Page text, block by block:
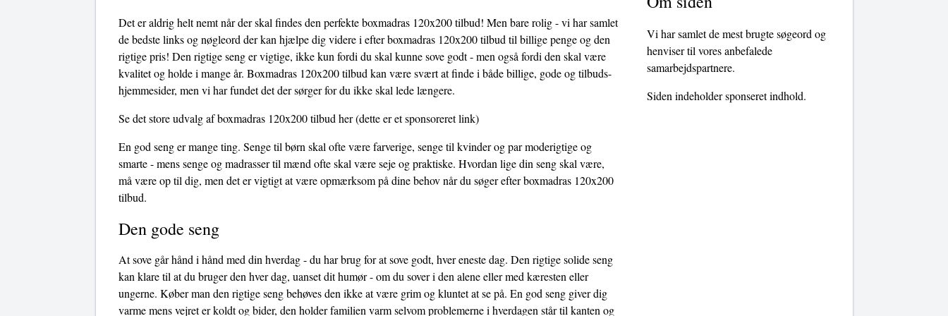
Det er aldrig helt nemt når der skal findes den perfekte boxmadras 120x200 tilbud! Men bare rolig - vi har samlet
de bedste links og nøgleord der kan hjælpe dig videre i efter boxmadras 120x200 tilbud til billige penge og den
rigtige pris! Den rigtige seng er vigtige, ikke kun fordi du skal kunne sove godt - men også fordi den skal være
kvalitet og holde i mange år. Boxmadras 120x200 tilbud kan være svært at finde i både billige, gode og tilbuds-
hjemmesider, men vi har fundet det der sørger for du ikke skal lede længere.
Se det store udvalg af boxmadras 120x200 tilbud her(dette er et sponsoreret link)
En god seng er mange ting. Senge til børn skal ofte være farverige, senge til kvinder og par moderigtige og
smarte - mens senge og madrasser til mænd ofte skal være seje og praktiske. Hvordan lige din seng skal være,
må være op til dig, men det er vigtigt at være opmærksom på dine behov når du søger efter boxmadras 120x200
tilbud.
Den gode seng
At sove går hånd i hånd med din hverdag - du har brug for at sove godt, hver eneste dag. Den rigtige solide seng
kan klare til at du bruger den hver dag, uanset dit humør - om du sover i den alene eller med kæresten eller
ungerne. Køber man den rigtige seng behøves den ikke at være grim og kluntet at se på. En god seng giver dig
varme mens vejret er koldt og bider, den holder familien varm selvom problemerne i hverdagen står til kanten og
Vi har samlet de mest brugte søgeord og
henviser til vores anbefalede
samarbejdspartnere.
Siden indeholder sponseret indhold.